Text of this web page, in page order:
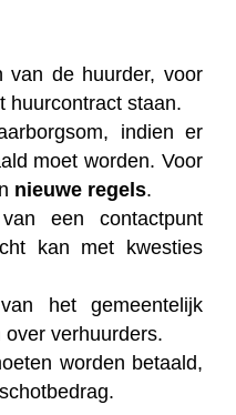
van de huurder, voor
huurcontract staan.
indien er
moet worden. Voor
nieuwe regels.
een contactpunt
kan met kwesties
het gemeentelijk
verhuurders.
worden betaald,